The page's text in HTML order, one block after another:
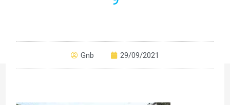
Gnb 29/09/2021